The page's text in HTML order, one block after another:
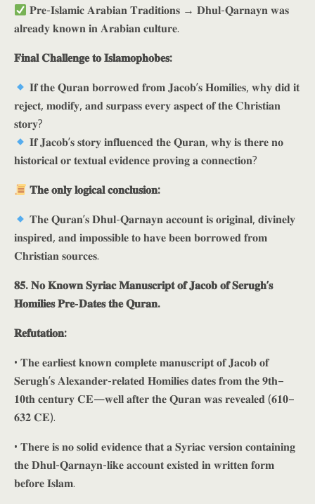
𝐏𝐫𝐞-𝐈𝐬𝐥𝐚𝐦𝐢𝐜 𝐀𝐫𝐚𝐛𝐢𝐚𝐧 𝐓𝐫𝐚𝐝𝐢𝐭𝐢𝐨𝐧𝐬 → 𝐃𝐡𝐮𝐥-𝐐𝐚𝐫𝐧𝐚𝐲𝐧 𝐰𝐚𝐬
𝐚𝐥𝐫𝐞𝐚𝐝𝐲 𝐤𝐧𝐨𝐰𝐧 𝐢𝐧 𝐀𝐫𝐚𝐛𝐢𝐚𝐧 𝐜𝐮𝐥𝐭𝐮𝐫𝐞.
𝐅𝐢𝐧𝐚𝐥 𝐂𝐡𝐚𝐥𝐥𝐞𝐧𝐠𝐞 𝐭𝐨 𝐈𝐬𝐥𝐚𝐦𝐨𝐩𝐡𝐨𝐛𝐞𝐬:
𝐈𝐟 𝐭𝐡𝐞 𝐐𝐮𝐫𝐚𝐧 𝐛𝐨𝐫𝐫𝐨𝐰𝐞𝐝 𝐟𝐫𝐨𝐦 𝐉𝐚𝐜𝐨𝐛’𝐬 𝐇𝐨𝐦𝐢𝐥𝐢𝐞𝐬, 𝐰𝐡𝐲 𝐝𝐢𝐝 𝐢𝐭
𝐫𝐞𝐣𝐞𝐜𝐭, 𝐦𝐨𝐝𝐢𝐟𝐲, 𝐚𝐧𝐝 𝐬𝐮𝐫𝐩𝐚𝐬𝐬 𝐞𝐯𝐞𝐫𝐲 𝐚𝐬𝐩𝐞𝐜𝐭 𝐨𝐟 𝐭𝐡𝐞 𝐂𝐡𝐫𝐢𝐬𝐭𝐢𝐚𝐧
𝐬𝐭𝐨𝐫𝐲?
𝐈𝐟 𝐉𝐚𝐜𝐨𝐛’𝐬 𝐬𝐭𝐨𝐫𝐲 𝐢𝐧𝐟𝐥𝐮𝐞𝐧𝐜𝐞𝐝 𝐭𝐡𝐞 𝐐𝐮𝐫𝐚𝐧, 𝐰𝐡𝐲 𝐢𝐬 𝐭𝐡𝐞𝐫𝐞 𝐧𝐨
𝐡𝐢𝐬𝐭𝐨𝐫𝐢𝐜𝐚𝐥 𝐨𝐫 𝐭𝐞𝐱𝐭𝐮𝐚𝐥 𝐞𝐯𝐢𝐝𝐞𝐧𝐜𝐞 𝐩𝐫𝐨𝐯𝐢𝐧𝐠 𝐚 𝐜𝐨𝐧𝐧𝐞𝐜𝐭𝐢𝐨𝐧?
𝐓𝐡𝐞 𝐨𝐧𝐥𝐲 𝐥𝐨𝐠𝐢𝐜𝐚𝐥 𝐜𝐨𝐧𝐜𝐥𝐮𝐬𝐢𝐨𝐧:
𝐓𝐡𝐞 𝐐𝐮𝐫𝐚𝐧’𝐬 𝐃𝐡𝐮𝐥-𝐐𝐚𝐫𝐧𝐚𝐲𝐧 𝐚𝐜𝐜𝐨𝐮𝐧𝐭 𝐢𝐬 𝐨𝐫𝐢𝐠𝐢𝐧𝐚𝐥, 𝐝𝐢𝐯𝐢𝐧𝐞𝐥𝐲
𝐢𝐧𝐬𝐩𝐢𝐫𝐞𝐝, 𝐚𝐧𝐝 𝐢𝐦𝐩𝐨𝐬𝐬𝐢𝐛𝐥𝐞 𝐭𝐨 𝐡𝐚𝐯𝐞 𝐛𝐞𝐞𝐧 𝐛𝐨𝐫𝐫𝐨𝐰𝐞𝐝 𝐟𝐫𝐨𝐦
𝐂𝐡𝐫𝐢𝐬𝐭𝐢𝐚𝐧 𝐬𝐨𝐮𝐫𝐜𝐞𝐬.
𝟖𝟓. 𝐍𝐨 𝐊𝐧𝐨𝐰𝐧 𝐒𝐲𝐫𝐢𝐚𝐜 𝐌𝐚𝐧𝐮𝐬𝐜𝐫𝐢𝐩𝐭 𝐨𝐟 𝐉𝐚𝐜𝐨𝐛 𝐨𝐟 𝐒𝐞𝐫𝐮𝐠𝐡’𝐬
𝐇𝐨𝐦𝐢𝐥𝐢𝐞𝐬 𝐏𝐫𝐞-𝐃𝐚𝐭𝐞𝐬 𝐭𝐡𝐞 𝐐𝐮𝐫𝐚𝐧.
𝐑𝐞𝐟𝐮𝐭𝐚𝐭𝐢𝐨𝐧:
• 𝐓𝐡𝐞 𝐞𝐚𝐫𝐥𝐢𝐞𝐬𝐭 𝐤𝐧𝐨𝐰𝐧 𝐜𝐨𝐦𝐩𝐥𝐞𝐭𝐞 𝐦𝐚𝐧𝐮𝐬𝐜𝐫𝐢𝐩𝐭 𝐨𝐟 𝐉𝐚𝐜𝐨𝐛 𝐨𝐟
𝐒𝐞𝐫𝐮𝐠𝐡’𝐬 𝐀𝐥𝐞𝐱𝐚𝐧𝐝𝐞𝐫-𝐫𝐞𝐥𝐚𝐭𝐞𝐝 𝐇𝐨𝐦𝐢𝐥𝐢𝐞𝐬 𝐝𝐚𝐭𝐞𝐬 𝐟𝐫𝐨𝐦 𝐭𝐡𝐞 𝟗𝐭𝐡–
𝟏𝟎𝐭𝐡 𝐜𝐞𝐧𝐭𝐮𝐫𝐲 𝐂𝐄—𝐰𝐞𝐥𝐥 𝐚𝐟𝐭𝐞𝐫 𝐭𝐡𝐞 𝐐𝐮𝐫𝐚𝐧 𝐰𝐚𝐬 𝐫𝐞𝐯𝐞𝐚𝐥𝐞𝐝 (𝟔𝟏𝟎–
𝟔𝟑𝟐 𝐂𝐄).
• 𝐓𝐡𝐞𝐫𝐞 𝐢𝐬 𝐧𝐨 𝐬𝐨𝐥𝐢𝐝 𝐞𝐯𝐢𝐝𝐞𝐧𝐜𝐞 𝐭𝐡𝐚𝐭 𝐚 𝐒𝐲𝐫𝐢𝐚𝐜 𝐯𝐞𝐫𝐬𝐢𝐨𝐧 𝐜𝐨𝐧𝐭𝐚𝐢𝐧𝐢𝐧𝐠
𝐭𝐡𝐞 𝐃𝐡𝐮𝐥-𝐐𝐚𝐫𝐧𝐚𝐲𝐧-𝐥𝐢𝐤𝐞 𝐚𝐜𝐜𝐨𝐮𝐧𝐭 𝐞𝐱𝐢𝐬𝐭𝐞𝐝 𝐢𝐧 𝐰𝐫𝐢𝐭𝐭𝐞𝐧 𝐟𝐨𝐫𝐦
𝐛𝐞𝐟𝐨𝐫𝐞 𝐈𝐬𝐥𝐚𝐦.